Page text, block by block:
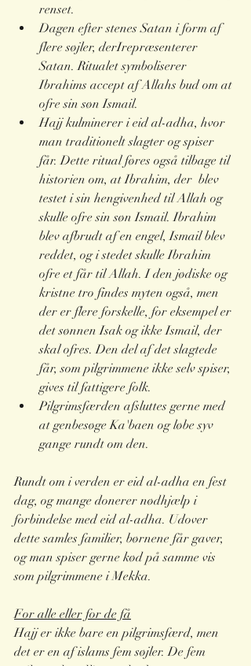
renset.
Dagen efter stenes Satan i form af
flere søjler, derIrepræsenterer
Satan. Ritualet symboliserer
Ibrahims accept af Allahs bud om at
ofre sin søn Ismail.
Hajj kulminerer i eid al-adha, hvor
man traditionelt slagter og spiser
får. Dette ritual føres også tilbage til
historien om, at Ibrahim, der  blev
testet i sin hengivenhed til Allah og
skulle ofre sin søn Ismail. Ibrahim
blev afbrudt af en engel, Ismail blev
reddet, og i stedet skulle Ibrahim
ofre et får til Allah. I den jødiske og
kristne tro findes myten også, men
der er flere forskelle, for eksempel er
det sønnen Isak og ikke Ismail, der
skal ofres. Den del af det slagtede
får, som pilgrimmene ikke selv spiser,
gives til fattigere folk.
Pilgrimsfærden afsluttes gerne med
at genbesøge Ka'baen og løbe syv
gange rundt om den.
Rundt om i verden er eid al-adha en fest
dag, og mange donerer nødhjælp i
forbindelse med eid al-adha. Udover
dette samles familier, børnene får gaver,
og man spiser gerne kød på samme vis
som pilgrimmene i Mekka.
For alle eller for de få
Hajj er ikke bare en pilgrimsfærd, men
det er en af islams fem søjler. De fem